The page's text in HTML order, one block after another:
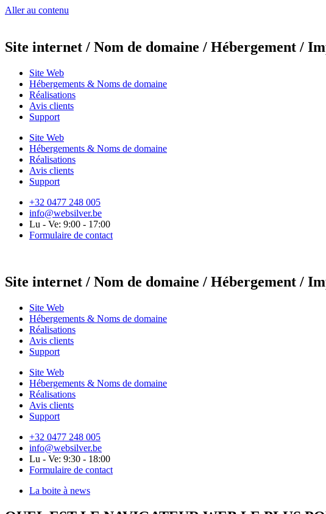
Aller au contenu
Site internet / Nom de domaine / Hébergement /
Site Web
Hébergements & Noms de domaine
Réalisations
Avis clients
Support
Site Web
Hébergements & Noms de domaine
Réalisations
Avis clients
Support
+32 0477 248 005
info@websilver.be
Lu - Ve: 9:00 - 17:00
Formulaire de contact
Site internet / Nom de domaine / Hébergement /
Site Web
Hébergements & Noms de domaine
Réalisations
Avis clients
Support
Site Web
Hébergements & Noms de domaine
Réalisations
Avis clients
Support
+32 0477 248 005
info@websilver.be
Lu - Ve: 9:30 - 18:00
Formulaire de contact
La boite à news